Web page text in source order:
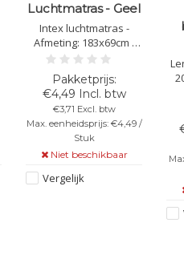
Luchtmatras - Geel
Intex luchtmatras -
Afmeting: 183x69cm -
Kleur: Geel
€4,49 Incl. btw
€3,71 Excl. btw
Max. eenheidsprijs: €4,49 /
Stuk
Niet beschikbaar
Vergelijk